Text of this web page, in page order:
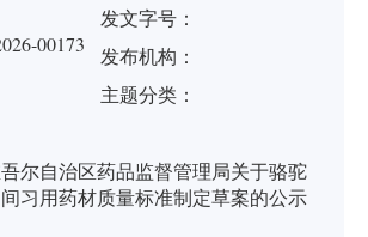
00173
发文字号：
发布机构：
主题分类：
尔自治区药品监督管理局关于骆驼
习用药材质量标准制定草案的公示